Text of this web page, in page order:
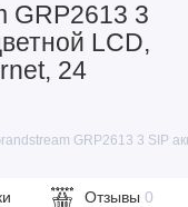
GRP2613 3
LCD,
24
GRP2613 3 SIP
Отзывы 0